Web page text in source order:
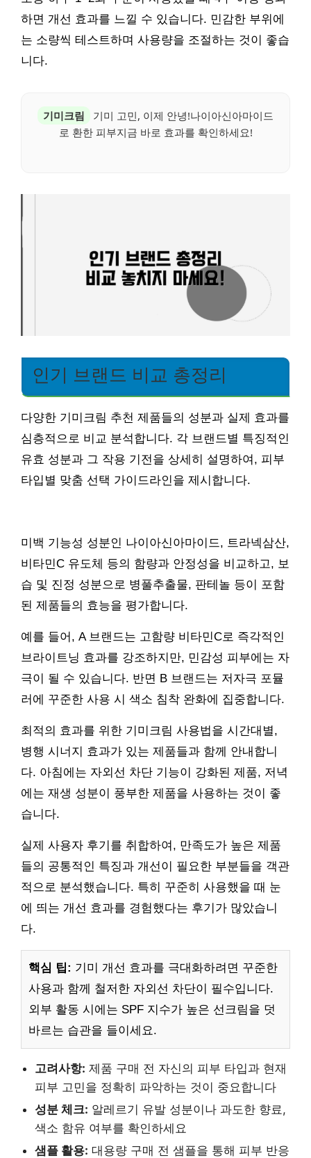
하면 개선 효과를 느낄 수 있습니다. 민감한 부위에
는 소량씩 테스트하며 사용량을 조절하는 것이 좋습
니다.
기미크림
기미 고민, 이제 안녕!나이아신아마이드
로 환한 피부지금 바로 효과를 확인하세요!
인기 브랜드 비교 총정리
다양한 기미크림 추천 제품들의 성분과 실제 효과를
심층적으로 비교 분석합니다. 각 브랜드별 특징적인
유효 성분과 그 작용 기전을 상세히 설명하여, 피부
타입별 맞춤 선택 가이드라인을 제시합니다.
미백 기능성 성분인 나이아신아마이드, 트라넥삼산,
비타민C 유도체 등의 함량과 안정성을 비교하고, 보
습 및 진정 성분으로 병풀추출물, 판테놀 등이 포함
된 제품들의 효능을 평가합니다.
예를 들어, A 브랜드는 고함량 비타민C로 즉각적인
브라이트닝 효과를 강조하지만, 민감성 피부에는 자
극이 될 수 있습니다. 반면 B 브랜드는 저자극 포뮬
러에 꾸준한 사용 시 색소 침착 완화에 집중합니다.
최적의 효과를 위한 기미크림 사용법을 시간대별,
병행 시너지 효과가 있는 제품들과 함께 안내합니
다. 아침에는 자외선 차단 기능이 강화된 제품, 저녁
에는 재생 성분이 풍부한 제품을 사용하는 것이 좋
습니다.
실제 사용자 후기를 취합하여, 만족도가 높은 제품
들의 공통적인 특징과 개선이 필요한 부분들을 객관
적으로 분석했습니다. 특히 꾸준히 사용했을 때 눈
에 띄는 개선 효과를 경험했다는 후기가 많았습니
다.
핵심 팁: 기미 개선 효과를 극대화하려면 꾸준한
사용과 함께 철저한 자외선 차단이 필수입니다.
외부 활동 시에는 SPF 지수가 높은 선크림을 덧
바르는 습관을 들이세요.
고려사항: 제품 구매 전 자신의 피부 타입과 현재
피부 고민을 정확히 파악하는 것이 중요합니다
성분 체크: 알레르기 유발 성분이나 과도한 향료,
색소 함유 여부를 확인하세요
샘플 활용: 대용량 구매 전 샘플을 통해 피부 반응